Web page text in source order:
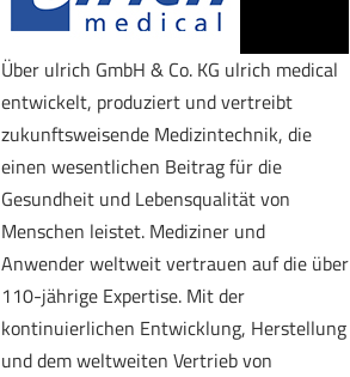
Über ulrich GmbH & Co. KG ulrich medical
entwickelt, produziert und vertreibt
zukunftsweisende Medizintechnik, die
einen wesentlichen Beitrag für die
Gesundheit und Lebensqualität von
Menschen leistet. Mediziner und
Anwender weltweit vertrauen auf die über
110-jährige Expertise. Mit der
kontinuierlichen Entwicklung, Herstellung
und dem weltweiten Vertrieb von